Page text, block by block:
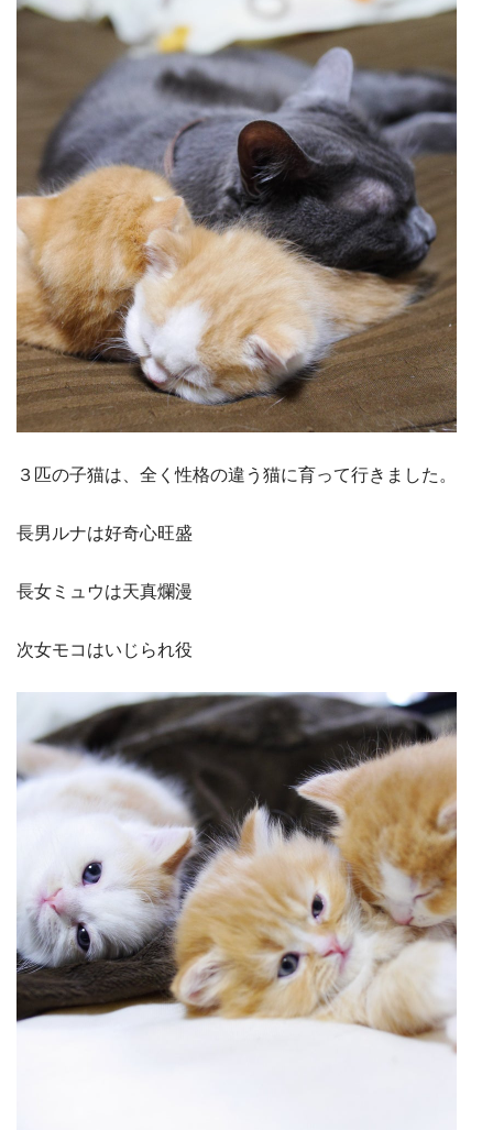
３匹の子猫は、全く性格の違う猫に育って行きました。
長男ルナは好奇心旺盛
長女ミュウは天真爛漫
次女モコはいじられ役